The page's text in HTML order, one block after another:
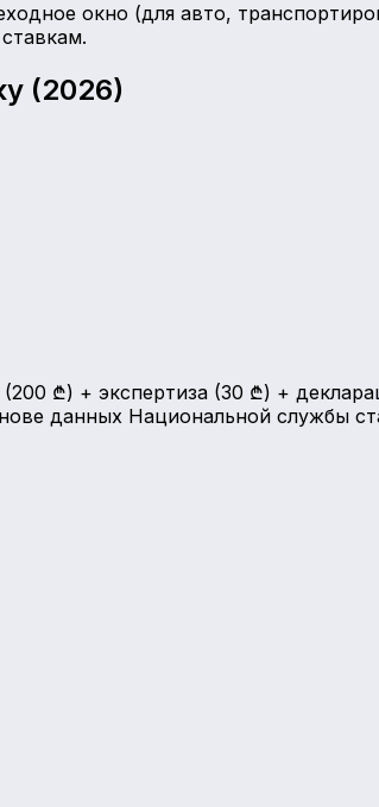
окно (для авто,
(2026)
₾) + экспертиза (30 ₾) +
данных Национальной службы